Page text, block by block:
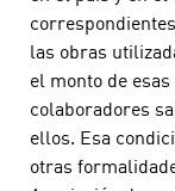
las obras
el monto de
colaboradores
ellos. Esa
otras